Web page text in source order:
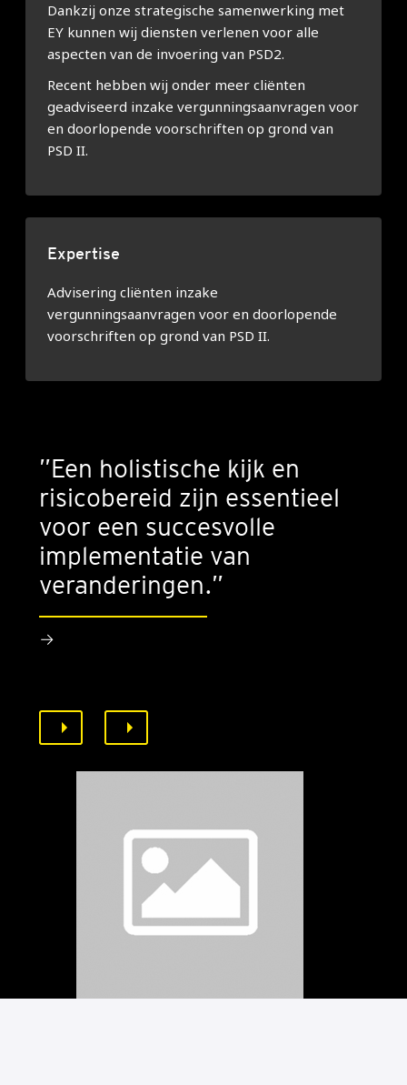
Dankzij onze strategische samenwerking met
EY kunnen wij diensten verlenen voor alle
aspecten van de invoering van PSD2.
Recent hebben wij onder meer cliënten
geadviseerd inzake vergunningsaanvragen voor
en doorlopende voorschriften op grond van
PSD II.
Expertise
Advisering cliënten inzake
vergunningsaanvragen voor en doorlopende
voorschriften op grond van PSD II.
”Een holistische kijk en
risicobereid zijn essentieel
voor een succesvolle
implementatie van
veranderingen.”
→